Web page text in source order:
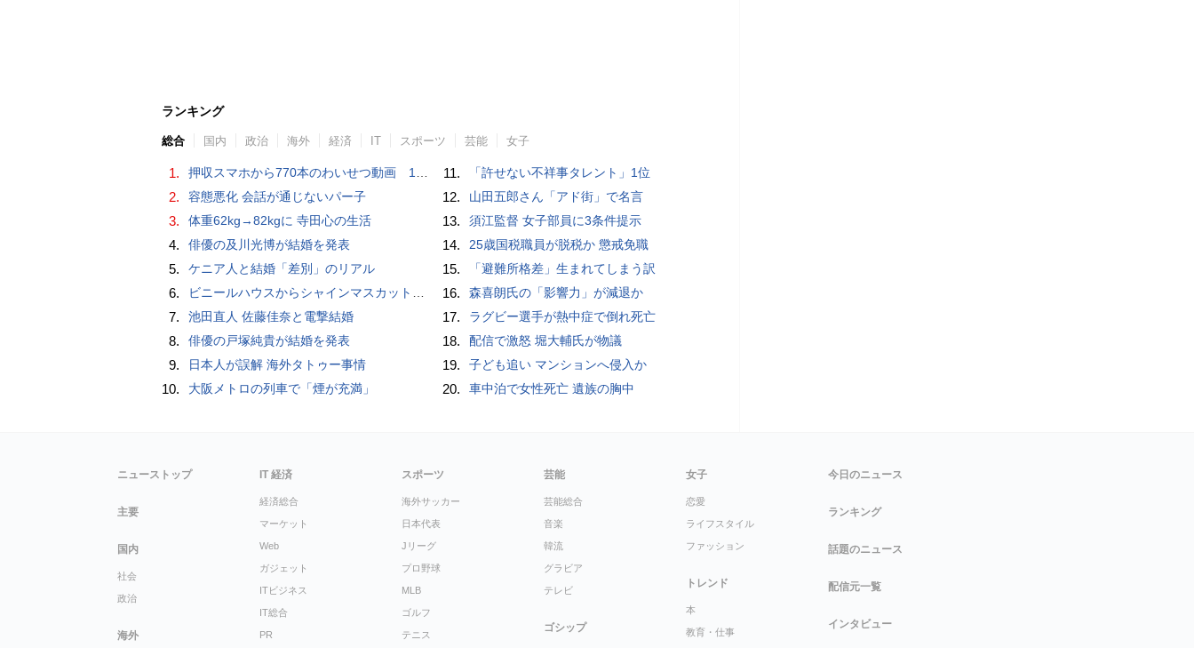
ランキング
総合 国内 政治 海外 経済 IT スポーツ 芸能 女子
1. 押収スマホから770本のわいせつ動画 15歳少女に酒と薬飲ませ性的暴行か 54歳男を再逮捕 「薬もありますよ」とSNSで誘い出し
2. 容態悪化 会話が通じないパー子
3. 体重62kg→82kgに 寺田心の生活
4. 俳優の及川光博が結婚を発表
5. ケニア人と結婚「差別」のリアル
6. ビニールハウスからシャインマスカット約200房を盗んだ疑い ネットで販売か 無職の男（42）逮捕 岡山県警
7. 池田直人 佐藤佳奈と電撃結婚
8. 俳優の戸塚純貴が結婚を発表
9. 日本人が誤解 海外タトゥー事情
10. 大阪メトロの列車で「煙が充満」
11. 「許せない不祥事タレント」1位
12. 山田五郎さん「アド街」で名言
13. 須江監督 女子部員に3条件提示
14. 25歳国税職員が脱税か 懲戒免職
15. 「避難所格差」生まれてしまう訳
16. 森喜朗氏の「影響力」が減退か
17. ラグビー選手が熱中症で倒れ死亡
18. 配信で激怒 堀大輔氏が物議
19. 子ども追い マンションへ侵入か
20. 車中泊で女性死亡 遺族の胸中
ニューストップ
主要
国内
社会
政治
海外
IT 経済
経済総合
マーケット
Web
ガジェット
ITビジネス
IT総合
PR
スポーツ
海外サッカー
日本代表
Jリーグ
プロ野球
MLB
ゴルフ
テニス
芸能
芸能総合
音楽
韓流
グラビア
テレビ
ゴシップ
女子
恋愛
ライフスタイル
ファッション
トレンド
本
教育・仕事
今日のニュース
ランキング
話題のニュース
配信元一覧
インタビュー